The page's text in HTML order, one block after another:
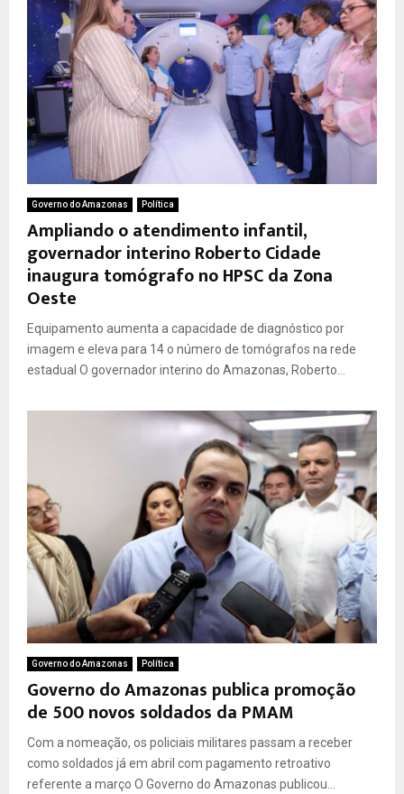
Governo do Amazonas Política
Ampliando o atendimento infantil,
governador interino Roberto Cidade
inaugura tomógrafo no HPSC da Zona
Oeste
Equipamento aumenta a capacidade de diagnóstico por
imagem e eleva para 14 o número de tomógrafos na rede
estadual O governador interino do Amazonas, Roberto...
Governo do Amazonas Política
Governo do Amazonas publica promoção
de 500 novos soldados da PMAM
Com a nomeação, os policiais militares passam a receber
como soldados já em abril com pagamento retroativo
referente a março O Governo do Amazonas publicou...